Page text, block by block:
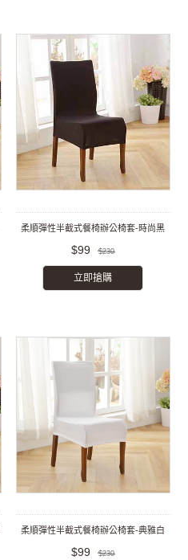
柔順彈性半截式餐椅辦公椅套-時尚黑
$99 $230
立即搶購
柔順彈性半截式餐椅辦公椅套-典雅白
$99 $230